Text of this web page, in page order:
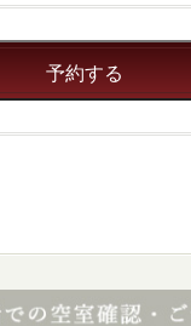
予約する